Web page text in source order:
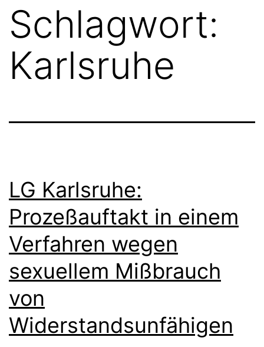
Schlagwort:
Karlsruhe
LG Karlsruhe:
Prozeßauftakt in einem
Verfahren wegen
sexuellem Mißbrauch
von
Widerstandsunfähigen